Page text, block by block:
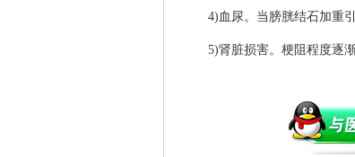
4)血尿。当膀胱结石加重引
5)肾脏损害。梗阻程度逐渐